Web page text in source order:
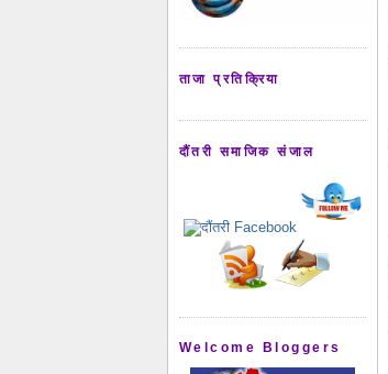
ताजा प्रतिक्रिया
दौंतरी समाजिक संजाल
Welcome Bloggers